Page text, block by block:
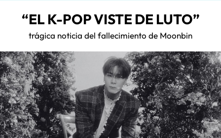
“EL K-POP VISTE DE LUTO”
trágica noticia del fallecimiento de Moonbin